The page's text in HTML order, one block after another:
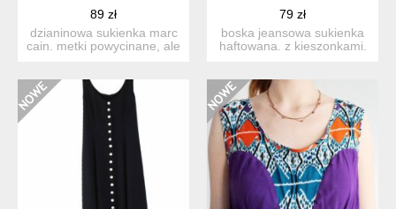
89 zł
dzianinowa sukienka marc
cain. metki powycinane, ale
79 zł
boska jeansowa sukienka
haftowana. z kieszonkami.